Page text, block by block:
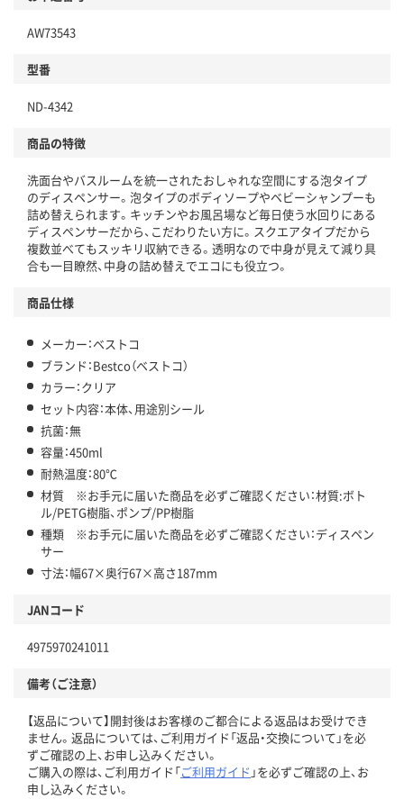
AW73543
型番
ND-4342
商品の特徴
洗面台やバスルームを統一されたおしゃれな空間にする泡タイプ
のディスペンサー。泡タイプのボディソープやベビーシャンプーも
詰め替えられます。キッチンやお風呂場など毎日使う水回りにある
ディスペンサーだから、こだわりたい方に。スクエアタイプだから
複数並べてもスッキリ収納できる。透明なので中身が見えて減り具
合も一目瞭然、中身の詰め替えでエコにも役立つ。
商品仕様
メーカー：ベストコ
ブランド：Bestco（ベストコ）
カラー：クリア
セット内容：本体、用途別シール
抗菌：無
容量：450ml
耐熱温度：80℃
材質 ※お手元に届いた商品を必ずご確認ください：材質:ボト
ル/PETG樹脂、ポンプ/PP樹脂
種類 ※お手元に届いた商品を必ずご確認ください：ディスペン
サー
寸法：幅67×奥行67×高さ187mm
JANコード
4975970241011
備考（ご注意）
【返品について】開封後はお客様のご都合による返品はお受けでき
ません。返品については、ご利用ガイド「返品・交換について」を必
ずご確認の上、お申し込みください。
ご購入の際は、ご利用ガイド「ご利用ガイド 」を必ずご確認の上、お
申し込みください。